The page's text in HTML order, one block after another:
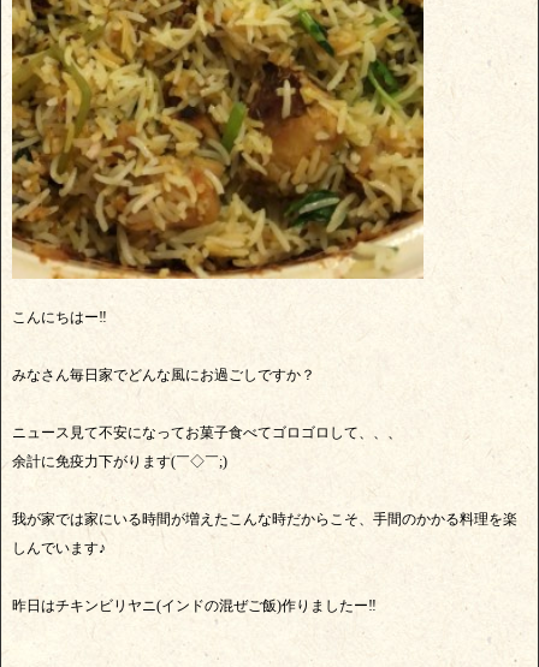
こんにちはー‼︎
みなさん毎日家でどんな風にお過ごしですか？
ニュース見て不安になってお菓子食べてゴロゴロして、、、
余計に免疫力下がります(￣◇￣;)
我が家では家にいる時間が増えたこんな時だからこそ、手間のかかる料理を楽
しんでいます♪
昨日はチキンビリヤニ(インドの混ぜご飯)作りましたー‼︎